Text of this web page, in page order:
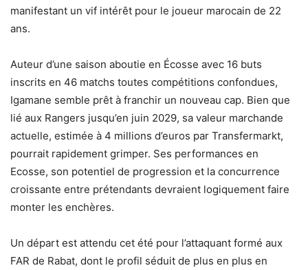
manifestant un vif intérêt pour le joueur marocain de 22
ans.
Auteur d’une saison aboutie en Écosse avec 16 buts
inscrits en 46 matchs toutes compétitions confondues,
Igamane semble prêt à franchir un nouveau cap. Bien que
lié aux Rangers jusqu’en juin 2029, sa valeur marchande
actuelle, estimée à 4 millions d’euros par Transfermarkt,
pourrait rapidement grimper. Ses performances en
Ecosse, son potentiel de progression et la concurrence
croissante entre prétendants devraient logiquement faire
monter les enchères.
Un départ est attendu cet été pour l’attaquant formé aux
FAR de Rabat, dont le profil séduit de plus en plus en